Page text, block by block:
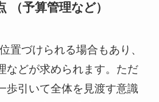
（予算管理など）
置づけられる場合もあり、
などが求められます。ただ
歩引いて全体を見渡す意識